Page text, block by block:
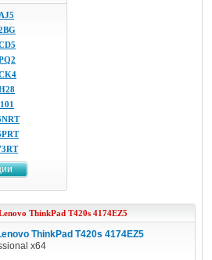
ThinkPad T420s 4174EZ5
ThinkPad T420s 4174EZ5
x64